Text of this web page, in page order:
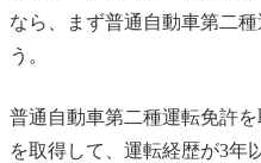
なら、まず普通自動車第二
う。
普通自動車第二種運転免許
を取得して、運転経歴が3年